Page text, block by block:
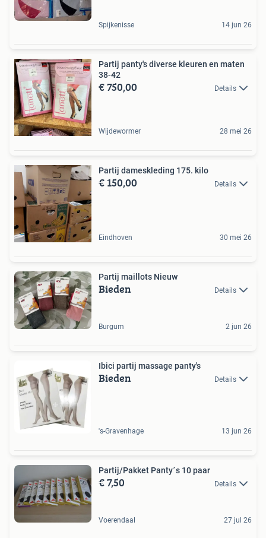
Spijkenisse 14 jun 26
Partij panty's diverse kleuren en maten
38-42
€ 750,00 Details
Wijdewormer 28 mei 26
Partij dameskleding 175. kilo
€ 150,00 Details
Eindhoven 30 mei 26
Partij maillots Nieuw
Bieden Details
Burgum 2 jun 26
Ibici partij massage panty's
Bieden Details
's-Gravenhage 13 jun 26
Partij/Pakket Panty´s 10 paar
€ 7,50 Details
Voerendaal 27 jul 26